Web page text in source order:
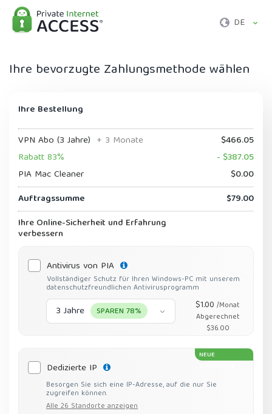
DE
Ihre bevorzugte Zahlungsmethode wählen
Ihre Bestellung
VPN Abo (3 Jahre) + 3 Monate
$466.05
Rabatt 83%
- $387.05
PIA Mac Cleaner
$0.00
Auftragssumme
$79.00
Ihre Online-Sicherheit und Erfahrung
verbessern
Antivirus von PIA
Vollständiger Schutz für Ihren Windows-PC mit unserem
datenschutzfreundlichen Antivirusprogramm
3 Jahre SPAREN 78% $1.00/Monat
Abgerechnet
$36.00
NEUE
Dedizierte IP
Besorgen Sie sich eine IP-Adresse, auf die nur Sie
zugreifen können.
Alle 26 Standorte anzeigen